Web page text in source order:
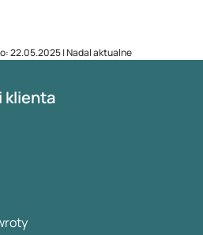
22.05.2025 | Nadal aktualne
klienta